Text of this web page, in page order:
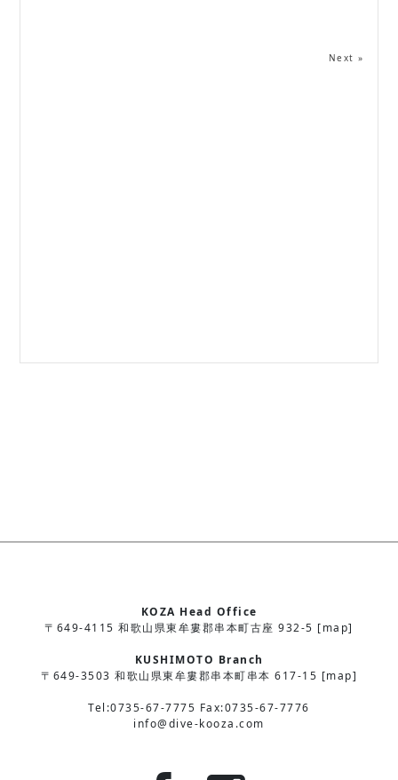
Next »
KOZA Head Office
〒649-4115 和歌山県東牟婁郡串本町古座 932-5 [map]
KUSHIMOTO Branch
〒649-3503 和歌山県東牟婁郡串本町串本 617-15 [map]
Tel:0735-67-7775 Fax:0735-67-7776
info@dive-kooza.com